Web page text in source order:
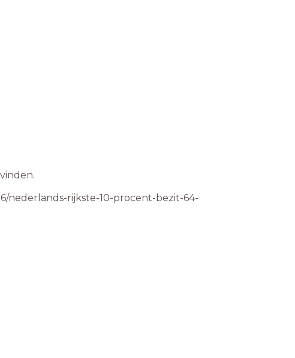
nederlands-rijkste-10-procent-bezit-64-